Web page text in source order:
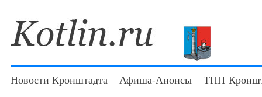
Новости Кронштадта Афиша-Анонсы ТПП